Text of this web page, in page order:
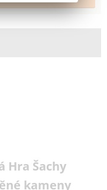
Hra Šachy
kameny